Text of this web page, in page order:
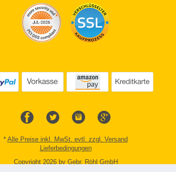
* Alle Preise inkl. MwSt. evtl. zzgl. Versand
Lieferbedingungen
Copyright 2026 by Gebr. Röhl GmbH